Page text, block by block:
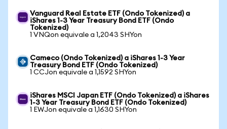
Vanguard Real Estate ETF (Ondo Tokenized) a
iShares 1-3 Year Treasury Bond ETF (Ondo
Tokenized)
1 VNQon equivale a 1,2043 SHYon
Cameco (Ondo Tokenized) a iShares 1-3 Year
Treasury Bond ETF (Ondo Tokenized)
1 CCJon equivale a 1,1592 SHYon
iShares MSCI Japan ETF (Ondo Tokenized) a iShares
1-3 Year Treasury Bond ETF (Ondo Tokenized)
1 EWJon equivale a 1,1630 SHYon